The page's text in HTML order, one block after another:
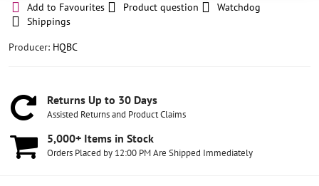
Add to Favourites Product question
Watchdog
Shippings
Producer: HQBC
Returns Up to 30 Days
Assisted Returns and Product Claims
5,000+ Items in Stock
Orders Placed by 12:00 PM Are Shipped Immediately